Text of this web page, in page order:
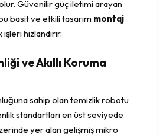
Güvenilir güç iletimi arayan
basit ve etkili tasarım montaj
hızlandırır.
ve Akıllı Koruma
sahip olan temizlik robotu
standartları en üst seviyede
yer alan gelişmiş mikro